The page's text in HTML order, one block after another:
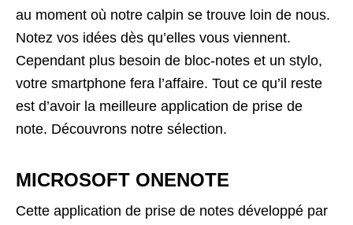
au moment où notre calpin se trouve loin de nous.
Notez vos idées dès qu’elles vous viennent.
Cependant plus besoin de bloc-notes et un stylo,
votre smartphone fera l’affaire. Tout ce qu’il reste
est d’avoir la meilleure application de prise de
note. Découvrons notre sélection.
MICROSOFT ONENOTE
Cette application de prise de notes développé par